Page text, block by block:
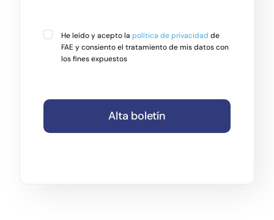
He leído y acepto la política de privacidad de
FAE y consiento el tratamiento de mis datos con
los fines expuestos
Alta boletín